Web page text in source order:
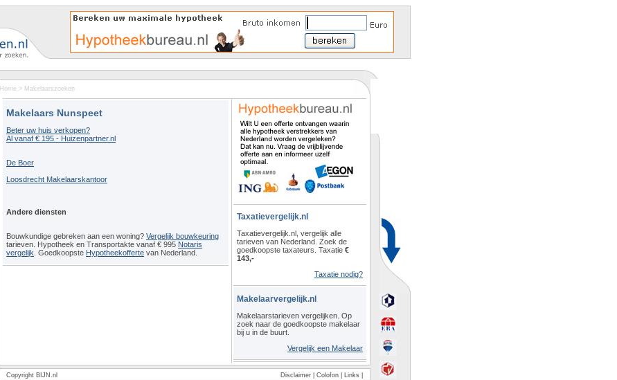
Home > Makelaarszoeken
Makelaars Nunspeet
Beter uw huis verkopen?
Al vanaf € 195 - Huizenpartner.nl
De Boer
Loosdrecht Makelaarskantoor
Andere diensten
Bouwkundige gebreken aan een woning? Vergelijk bouwkeuring
tarieven. Hypotheek en Transportakte vanaf € 995 Notaris
vergelijk . Goedkoopste Hypotheekofferte van Nederland.
Taxatievergelijk.nl
Taxatievergelijk.nl, vergelijk alle
tarieven van Nederland. Zoek de
goedkoopste taxateurs. Taxatie €
143,-
Taxatie nodig?
Makelaarvergelijk.nl
Makelaarstarieven vergelijken. Op
zoek naar de goedkoopste makelaar
bij u in de buurt.
Vergelijk een Makelaar
Copyright BIJN.nl Disclaimer Colofon Links